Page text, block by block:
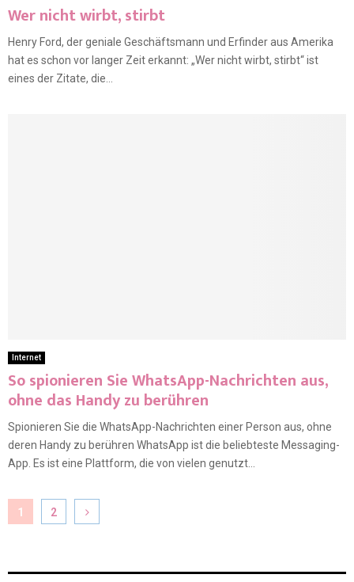
Wer nicht wirbt, stirbt
Henry Ford, der geniale Geschäftsmann und Erfinder aus Amerika
hat es schon vor langer Zeit erkannt: „Wer nicht wirbt, stirbt“ ist
eines der Zitate, die...
Internet
So spionieren Sie WhatsApp-Nachrichten aus,
ohne das Handy zu berühren
Spionieren Sie die WhatsApp-Nachrichten einer Person aus, ohne
deren Handy zu berühren WhatsApp ist die beliebteste Messaging-
App. Es ist eine Plattform, die von vielen genutzt...
1 2